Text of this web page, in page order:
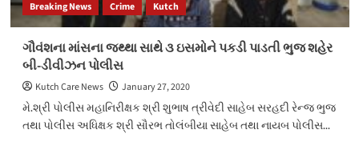
Breaking News Crime Kutch
ગૌવંશના માંસના જથ્થા સાથે ૩ ઇસમોને પકડી પાડતી ભુજ શહેર
બી-ડીવીઝન પોલીસ
Kutch Care News
January 27, 2020
મે.શ્રી પોલીસ મહાનિરીક્ષક શ્રી શુભાષ ત્રીવેદી સાહેબ સરહદી રેન્જ ભુજ
તથા પોલીસ અધિક્ષક શ્રી સૌરભ તોલંબીયા સાહેબ તથા નાયબ પોલીસ...